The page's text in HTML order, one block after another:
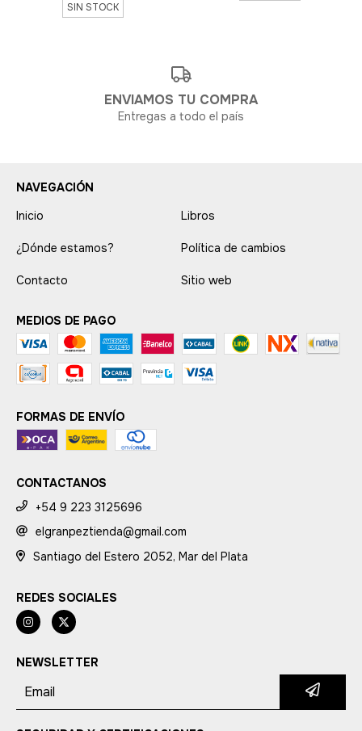
SIN STOCK
ENVIAMOS TU COMPRA
Entregas a todo el país
NAVEGACIÓN
Inicio
Libros
¿Dónde estamos? Política de cambios
Contacto Sitio web
MEDIOS DE PAGO
FORMAS DE ENVÍO
CONTACTANOS
+54 9 223 3125696
elgranpeztienda@gmail.com
Santiago del Estero 2052, Mar del Plata
REDES SOCIALES
NEWSLETTER